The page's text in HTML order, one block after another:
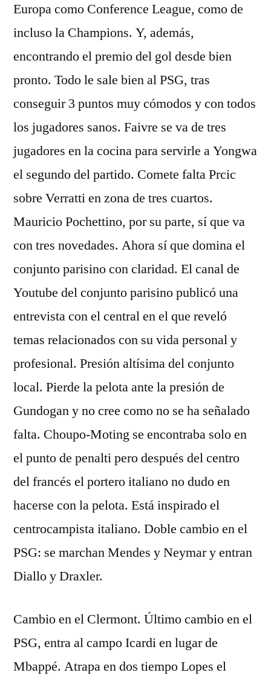
Europa como Conference League, como de
incluso la Champions. Y, además,
encontrando el premio del gol desde bien
pronto. Todo le sale bien al PSG, tras
conseguir 3 puntos muy cómodos y con todos
los jugadores sanos. Faivre se va de tres
jugadores en la cocina para servirle a Yongwa
el segundo del partido. Comete falta Prcic
sobre Verratti en zona de tres cuartos.
Mauricio Pochettino, por su parte, sí que va
con tres novedades. Ahora sí que domina el
conjunto parisino con claridad. El canal de
Youtube del conjunto parisino publicó una
entrevista con el central en el que reveló
temas relacionados con su vida personal y
profesional. Presión altísima del conjunto
local. Pierde la pelota ante la presión de
Gundogan y no cree como no se ha señalado
falta. Choupo-Moting se encontraba solo en
el punto de penalti pero después del centro
del francés el portero italiano no dudo en
hacerse con la pelota. Está inspirado el
centrocampista italiano. Doble cambio en el
PSG: se marchan Mendes y Neymar y entran
Diallo y Draxler.
Cambio en el Clermont. Último cambio en el
PSG, entra al campo Icardi en lugar de
Mbappé. Atrapa en dos tiempo Lopes el